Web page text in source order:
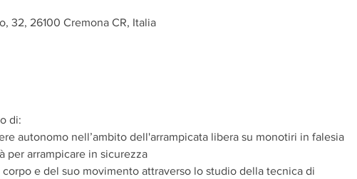
32, 26100 Cremona CR, Italia
di:
autonomo nell’ambito dell'arrampicata libera su monotiri in falesia
per arrampicare in sicurezza
e del suo movimento attraverso lo studio della tecnica di